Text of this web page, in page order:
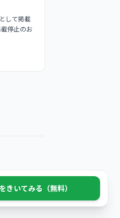
して掲載
停止のお
Phonim Inc.
きいてみる（無料）